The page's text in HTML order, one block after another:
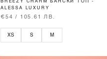
BREEZY CHARM БАНСКИ ТОП -
ALESSA LUXURY
€54 / 105.61 ЛВ.
XS S M